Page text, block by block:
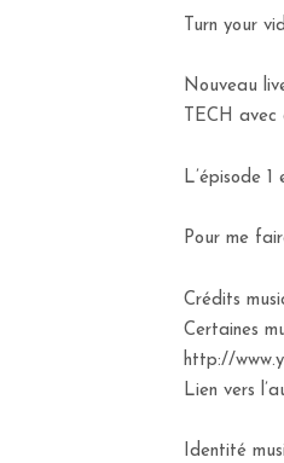
Turn your
Nouveau
TECH avec
L’épisode
Pour me
Crédits
Certaines
http://
Lien vers
Identité